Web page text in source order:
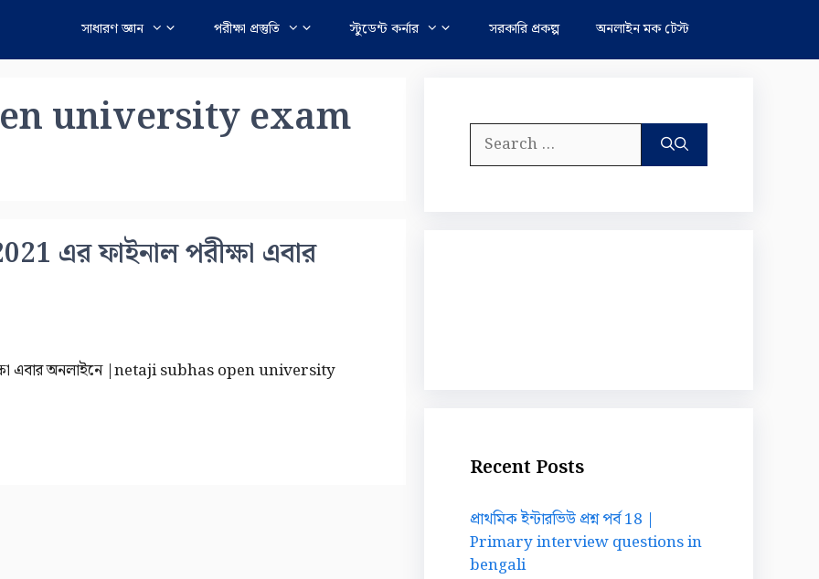
সাধারণ জ্ঞান পরীক্ষা প্রস্তুতি স্টুডেন্ট কর্নার সরকারি প্রকল্প অনলাইন মক টেস্ট
university exam
এর ফাইনাল পরীক্ষা এবার
এবার অনলাইনে |netaji subhas open university
Search
for:
Recent Posts
প্রাথমিক ইন্টারভিউ প্রশ্ন পর্ব 18 |
Primary interview questions in
bengali